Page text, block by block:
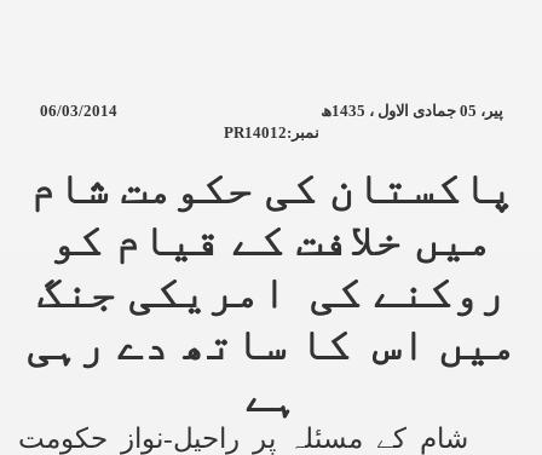
پیر، 05 جمادی الاول ، 1435ھ
06/03/2014
نمبر PR14012:
پاکستان کی حکومت شام
میں خلافت کے قیام کو
روکنے کی امریکی جنگ
میں اس کا ساتھ دے رہی
ہے
شام کے مسئلہ پر راحیل-نواز حکومت